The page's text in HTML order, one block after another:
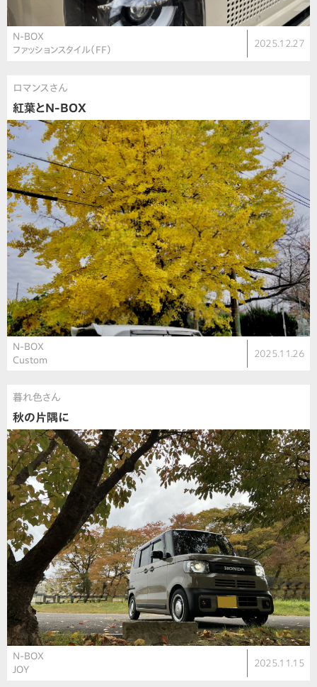
N-BOX
ファッションスタイル（FF）
2025.12.27
ロマンスさん
紅葉とN-BOX
N-BOX
Custom
2025.11.26
暮れ色さん
秋の片隅に
N-BOX
JOY
2025.11.15